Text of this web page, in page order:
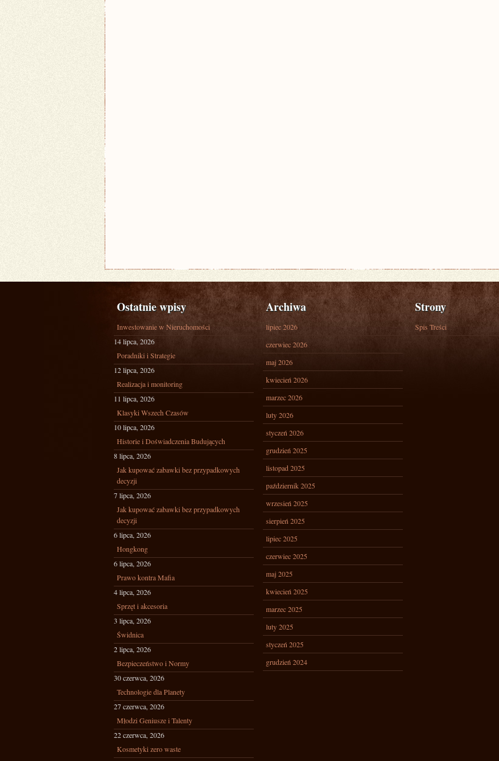
Ostatnie wpisy
Inwestowanie w Nieruchomości
14 lipca, 2026
Poradniki i Strategie
12 lipca, 2026
Realizacja i monitoring
11 lipca, 2026
Klasyki Wszech Czasów
10 lipca, 2026
Historie i Doświadczenia Budujących
8 lipca, 2026
Jak kupować zabawki bez przypadkowych
decyzji
7 lipca, 2026
Jak kupować zabawki bez przypadkowych
decyzji
6 lipca, 2026
Hongkong
6 lipca, 2026
Prawo kontra Mafia
4 lipca, 2026
Sprzęt i akcesoria
3 lipca, 2026
Świdnica
2 lipca, 2026
Bezpieczeństwo i Normy
30 czerwca, 2026
Technologie dla Planety
27 czerwca, 2026
Młodzi Geniusze i Talenty
22 czerwca, 2026
Kosmetyki zero waste
Archiwa
lipiec 2026
czerwiec 2026
maj 2026
kwiecień 2026
marzec 2026
luty 2026
styczeń 2026
grudzień 2025
listopad 2025
październik 2025
wrzesień 2025
sierpień 2025
lipiec 2025
czerwiec 2025
maj 2025
kwiecień 2025
marzec 2025
luty 2025
styczeń 2025
grudzień 2024
Strony
Spis Treści